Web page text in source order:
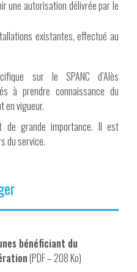
une autorisation délivrée par le
existantes, effectué au
sur le SPANC d’Alès
à prendre connaissance du
en vigueur.
de grande importance. Il est
du service.
bénéficiant du
(PDF – 208 Ko)